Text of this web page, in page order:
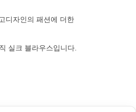
디자인의 패션에 더한
실크 블라우스입니다.